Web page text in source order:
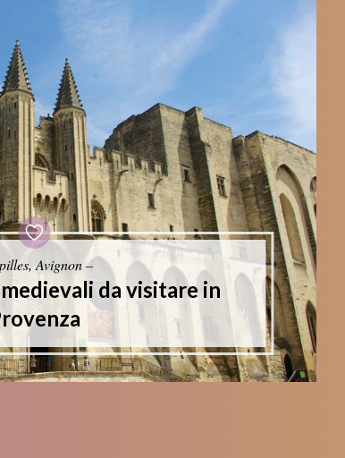
Avignon –
da visitare in